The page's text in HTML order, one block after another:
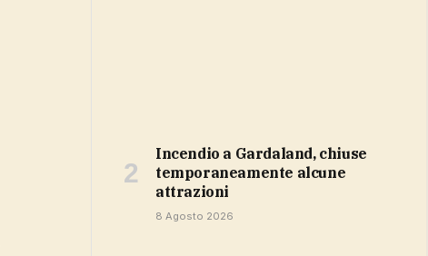
Incendio a Gardaland, chiuse
temporaneamente alcune
attrazioni
8 Agosto 2026